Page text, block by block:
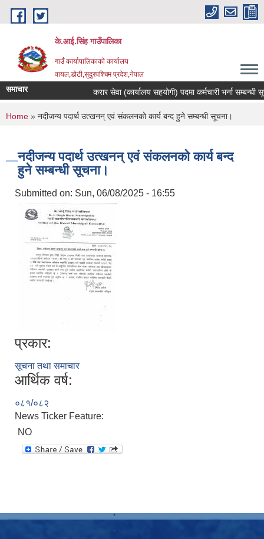
Skip to main content
के.आई.सिंह गाउँपालिका
गाउँ कार्यापालिकाकाे कार्यालय
वायल,डोटी,सुदुरपश्चिम प्रदेश,नेपाल
समाचार करार सेवा (कार्यालय सहयोगी) पदमा कर्मचारी भर्ना सम्बन्धी
You are here
Home » नदीजन्य पदार्थ उत्खनन् एवं संकलनको कार्य बन्द हुने सम्बन्धी सूचना।
नदीजन्य पदार्थ उत्खनन् एवं संकलनको कार्य बन्द
हुने सम्बन्धी सूचना।
Submitted on: Sun, 06/08/2025 - 16:55
प्रकार:
सूचना तथा समाचार
आर्थिक वर्ष:
०८१/०८२
News Ticker Feature:
NO